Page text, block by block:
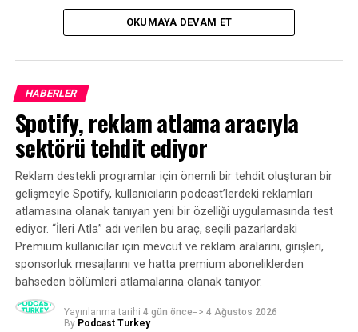
Fırsatlar” başlıklı araştırma, Türkiye podcast
ekosisteminin mevcut durumuna ilişkin kapsamlı bir
OKUMAYA DEVAM ET
HABERLER
Spotify, reklam atlama aracıyla
sektörü tehdit ediyor
Reklam destekli programlar için önemli bir tehdit oluşturan bir
gelişmeyle Spotify, kullanıcıların podcast’lerdeki reklamları
atlamasına olanak tanıyan yeni bir özelliği uygulamasında test
ediyor. “İleri Atla” adı verilen bu araç, seçili pazarlardaki
Premium kullanıcılar için mevcut ve reklam aralarını, girişleri,
sponsorluk mesajlarını ve hatta premium aboneliklerden
bahseden bölümleri atlamalarına olanak tanıyor.
Yayınlanma tarihi 4 gün önce=> 4 Ağustos 2026
By Podcast Turkey